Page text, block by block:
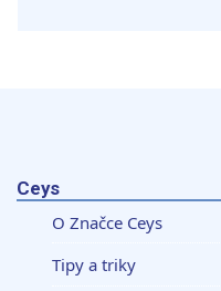
Ceys
O Značce Ceys
Tipy a triky